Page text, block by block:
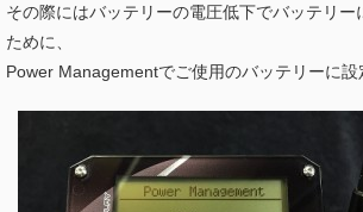
その際にはバッテリーの電圧低下でバッテリ
ために、
Power Managementでご使用のバッテリーに設